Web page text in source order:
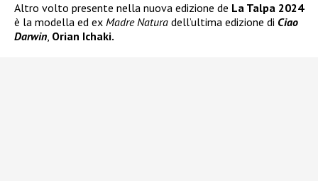
Altro volto presente nella nuova edizione de La Talpa 2024
è la modella ed ex Madre Natura dell’ultima edizione di Ciao
Darwin, Orian Ichaki.